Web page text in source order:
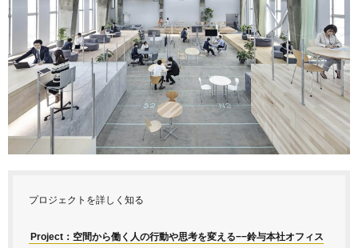
プロジェクトを詳しく知る
Project：空間から働く人の⾏動や思考を変える−−鈴与本社オフィス